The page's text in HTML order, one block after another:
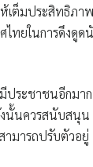
เต็มประสิทธิภาพ
ไทยในการดึงดูด
ประชาชนอีกมาก
งนั้นควรสนับสนุน
ามารถปรับตัวอยู่